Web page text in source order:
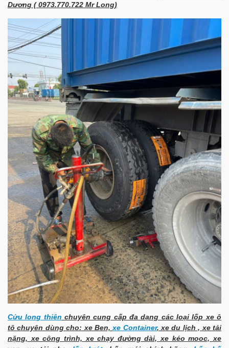
Dương ( 0973.770.722 Mr Long)
Cửu long thiên chuyên cung cấp đa dạng các loại lốp xe ô
tô chuyên dùng cho: xe Ben,xe Container, xe du lịch , xe tải
nặng, xe công trình, xe chạy đường dài, xe kéo mooc, xe